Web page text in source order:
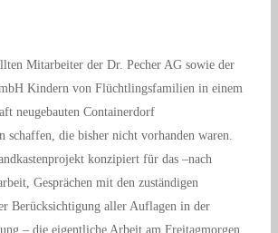
Mitarbeiter der Dr. Pecher AG sowie der
Kindern von Flüchtlingsfamilien in einem
neugebauten Containerdorf
schaffen, die bisher nicht vorhanden waren.
konzipiert für das –nach
Gesprächen mit den zuständigen
Berücksichtigung aller Auflagen in der
– die eigentliche Arbeit am Freitagmorgen